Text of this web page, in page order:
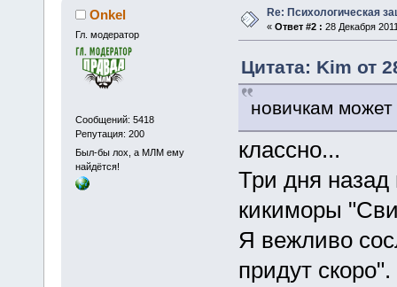
Onkel
Гл. модератор
Сообщений: 5418
Репутация: 200
Был-бы лох, а МЛМ ему
найдётся!
Re: Психологическая
« Ответ #2 : 28 Декабря
Цитата: Kim от
новичкам может
классно...
Три дня
кикиморы
Я вежливо
придут